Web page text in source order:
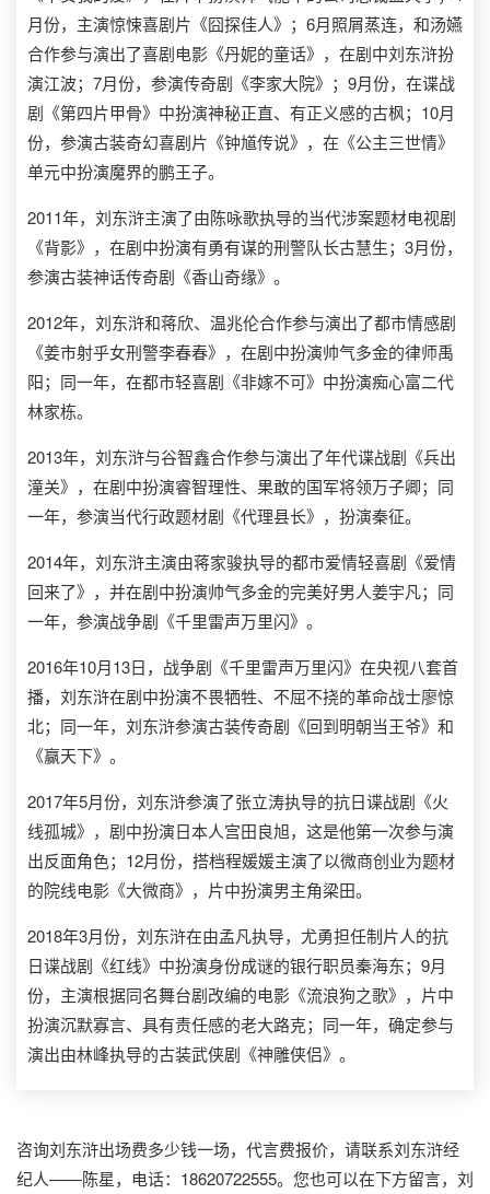
月份，主演惊悚喜剧片《囧探佳人》；6月照屑蒸连，和汤嬿
合作参与演出了喜剧电影《丹妮的童话》，在剧中刘东浒扮
演江波；7月份，参演传奇剧《李家大院》；9月份，在谍战
剧《第四片甲骨》中扮演神秘正直、有正义感的古枫；10月
份，参演古装奇幻喜剧片《钟馗传说》，在《公主三世情》
单元中扮演魔界的鹏王子。
2011年，刘东浒主演了由陈咏歌执导的当代涉案题材电视剧
《背影》，在剧中扮演有勇有谋的刑警队长古慧生；3月份，
参演古装神话传奇剧《香山奇缘》。
2012年，刘东浒和蒋欣、温兆伦合作参与演出了都市情感剧
《姜市射乎女刑警李春春》，在剧中扮演帅气多金的律师禹
阳；同一年，在都市轻喜剧《非嫁不可》中扮演痴心富二代
林家栋。
2013年，刘东浒与谷智鑫合作参与演出了年代谍战剧《兵出
潼关》，在剧中扮演睿智理性、果敢的国军将领万子卿；同
一年，参演当代行政题材剧《代理县长》，扮演秦征。
2014年，刘东浒主演由蒋家骏执导的都市爱情轻喜剧《爱情
回来了》，并在剧中扮演帅气多金的完美好男人姜宇凡；同
一年，参演战争剧《千里雷声万里闪》。
2016年10月13日，战争剧《千里雷声万里闪》在央视八套首
播，刘东浒在剧中扮演不畏牺牲、不屈不挠的革命战士廖惊
北；同一年，刘东浒参演古装传奇剧《回到明朝当王爷》和
《赢天下》。
2017年5月份，刘东浒参演了张立涛执导的抗日谍战剧《火
线孤城》，剧中扮演日本人宫田良旭，这是他第一次参与演
出反面角色；12月份，搭档程媛媛主演了以微商创业为题材
的院线电影《大微商》，片中扮演男主角梁田。
2018年3月份，刘东浒在由孟凡执导，尤勇担任制片人的抗
日谍战剧《红线》中扮演身份成谜的银行职员秦海东；9月
份，主演根据同名舞台剧改编的电影《流浪狗之歌》，片中
扮演沉默寡言、具有责任感的老大路克；同一年，确定参与
演出由林峰执导的古装武侠剧《神雕侠侣》。
咨询刘东浒出场费多少钱一场，代言费报价，请联系刘东浒经
纪人——陈星，电话：18620722555。您也可以在下方留言，刘